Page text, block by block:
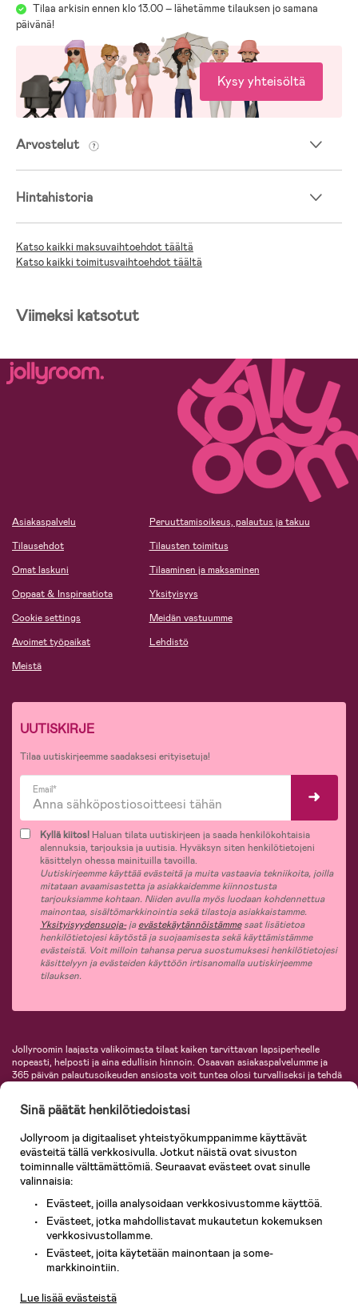
Tilaa arkisin ennen klo 13.00 – lähetämme tilauksen jo samana
päivänä!
Kysy yhteisöltä
Arvostelut
Hintahistoria
Katso kaikki maksuvaihtoehdot täältä
Katso kaikki toimitusvaihtoehdot täältä
Viimeksi katsotut
Asiakaspalvelu
Tilausehdot
Omat laskuni
Oppaat & Inspiraatiota
Cookie settings
Avoimet työpaikat
Meistä
Peruuttamisoikeus, palautus ja takuu
Tilausten toimitus
Tilaaminen ja maksaminen
Yksityisyys
Meidän vastuumme
Lehdistö
UUTISKIRJE
Tilaa uutiskirjeemme saadaksesi erityisetuja!
Email*
Kyllä kiitos! Haluan tilata uutiskirjeen ja saada henkilökohtaisia
alennuksia, tarjouksia ja uutisia. Hyväksyn siten henkilötietojeni
käsittelyn ohessa mainituilla tavoilla.
Uutiskirjeemme käyttää evästeitä ja muita vastaavia tekniikoita, joilla
mitataan avaamisastetta ja asiakkaidemme kiinnostusta
tarjouksiamme kohtaan. Niiden avulla myös luodaan kohdennettua
mainontaa, sisältömarkkinointia sekä tilastoja asiakkaistamme.
Yksityisyydensuoja-jaevästekäytännöistämmesaat lisätietoa
henkilötietojesi käytöstä ja suojaamisesta sekä käyttämistämme
evästeistä. Voit milloin tahansa perua suostumuksesi henkilötietojesi
käsittelyyn ja evästeiden käyttöön irtisanomalla uutiskirjeemme
tilauksen.
Jollyroomin laajasta valikoimasta tilaat kaiken tarvittavan lapsiperheelle
nopeasti, helposti ja aina edullisin hinnoin. Osaavan asiakaspalvelumme ja
365 päivän palautusoikeuden ansiosta voit tuntea olosi turvalliseksi ja tehdä
lastentarvikkeita sekä paljon muuta. Meiltä löydät lukuisia tunnettuja
KidKraft, Ergobaby, Philips Avent, Neonate, Cybex, LEGO ja monia muita!
Tervetuloa shoppailemaan Pohjoismaiden suurimpaan lastentarvikkeiden
verkkokauppaan!
Sinä päätät henkilötiedoistasi
Jollyroom ja digitaaliset yhteistyökumppanimme käyttävät
evästeitä tällä verkkosivulla. Jotkut näistä ovat sivuston
toiminnalle välttämättömiä. Seuraavat evästeet ovat sinulle
valinnaisia:
Evästeet, joilla analysoidaan verkkosivustomme käyttöä.
Evästeet, jotka mahdollistavat mukautetun kokemuksen
verkkosivustollamme.
Evästeet, joita käytetään mainontaan ja some-
markkinointiin.
Lue lisää evästeistä